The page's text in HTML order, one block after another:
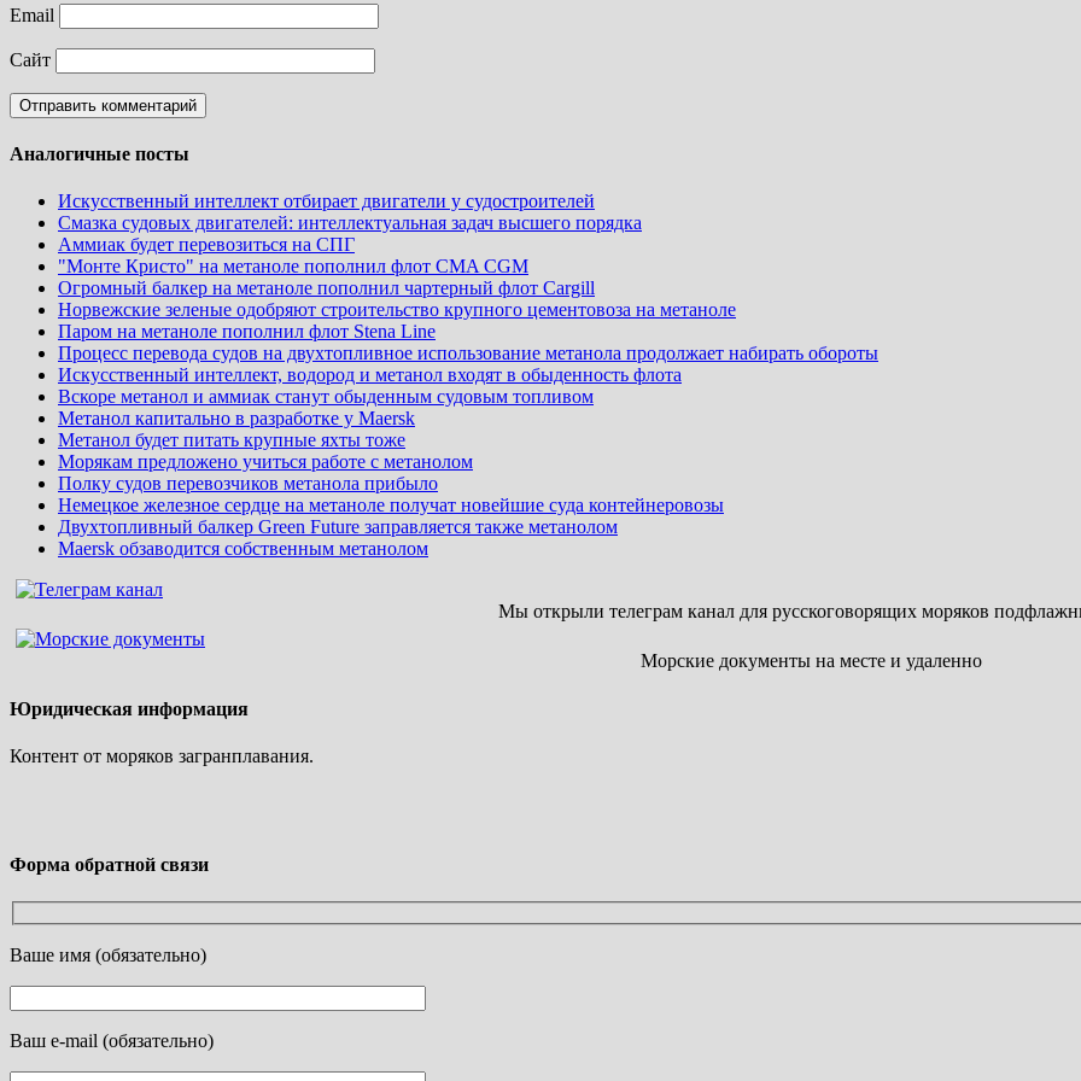
Email
Сайт
Аналогичные посты
Искусственный интеллект отбирает двигатели у судостроителей
Смазка судовых двигателей: интеллектуальная задач высшего порядка
Аммиак будет перевозиться на СПГ
"Монте Кристо" на метаноле пополнил флот CMA CGM
Огромный балкер на метаноле пополнил чартерный флот Cargill
Норвежские зеленые одобряют строительство крупного цементовоза на метаноле
Паром на метаноле пополнил флот Stena Line
Процесс перевода судов на двухтопливное использование метанола продолжает набирать обороты
Искусственный интеллект, водород и метанол входят в обыденность флота
Вскоре метанол и аммиак станут обыденным судовым топливом
Метанол капитально в разработке у Maersk
Метанол будет питать крупные яхты тоже
Морякам предложено учиться работе с метанолом
Полку судов перевозчиков метанола прибыло
Немецкое железное сердце на метаноле получат новейшие суда контейнеровозы
Двухтопливный балкер Green Future заправляется также метанолом
Maersk обзаводится собственным метанолом
Мы открыли телеграм канал для русскоговорящих моряков
Морские документы на месте и удаленно
Юридическая информация
Контент от моряков загранплавания.
Форма обратной связи
Ваше имя (обязательно)
Ваш e-mail (обязательно)